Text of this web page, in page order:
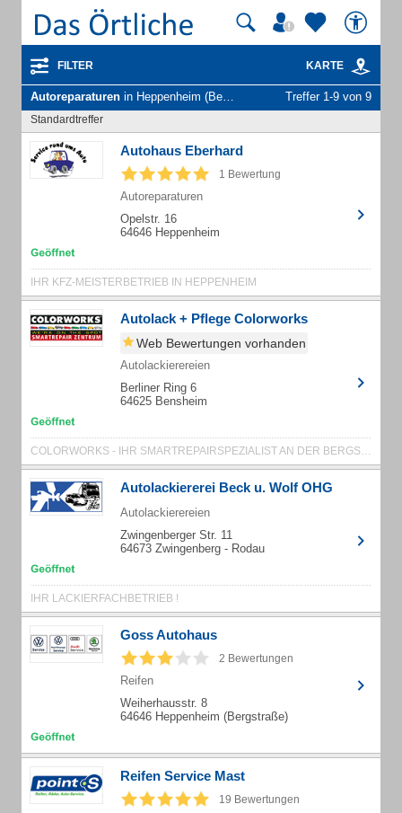
FILTER KARTE
Autoreparaturen in Heppenheim (Bergstraße) Treffer 1-9 von 9
Standardtreffer
Autohaus Eberhard
1 Bewertung
Autoreparaturen
Opelstr. 16
64646 Heppenheim
IHR KFZ-MEISTERBETRIEB IN HEPPENHEIM
Autolack + Pflege Colorworks
Web Bewertungen vorhanden
Autolackierereien
Berliner Ring 6
64625 Bensheim
COLORWORKS - IHR SMARTREPAIRSPEZIALIST AN DER BERGSTRASSE
Autolackiererei Beck u. Wolf OHG
Autolackierereien
Zwingenberger Str. 11
64673 Zwingenberg - Rodau
IHR LACKIERFACHBETRIEB !
Goss Autohaus
2 Bewertungen
Reifen
Weiherhausstr. 8
64646 Heppenheim (Bergstraße)
Reifen Service Mast
19 Bewertungen